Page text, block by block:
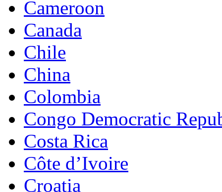
Cameroon
Canada
Chile
China
Colombia
Congo Democratic
Costa Rica
Côte d’Ivoire
Croatia